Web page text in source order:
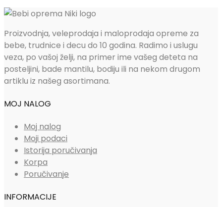
Proizvodnja, veleprodaja i maloprodaja opreme za
bebe, trudnice i decu do 10 godina. Radimo i uslugu
veza, po vašoj želji, na primer ime vašeg deteta na
posteljini, bade mantilu, bodiju ili na nekom drugom
artiklu iz našeg asortimana.
MOJ NALOG
Moj nalog
Moji podaci
Istorija poručivanja
Korpa
Poručivanje
INFORMACIJE